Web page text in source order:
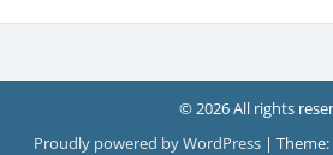
© 2026 All rights
Proudly powered by WordPress |